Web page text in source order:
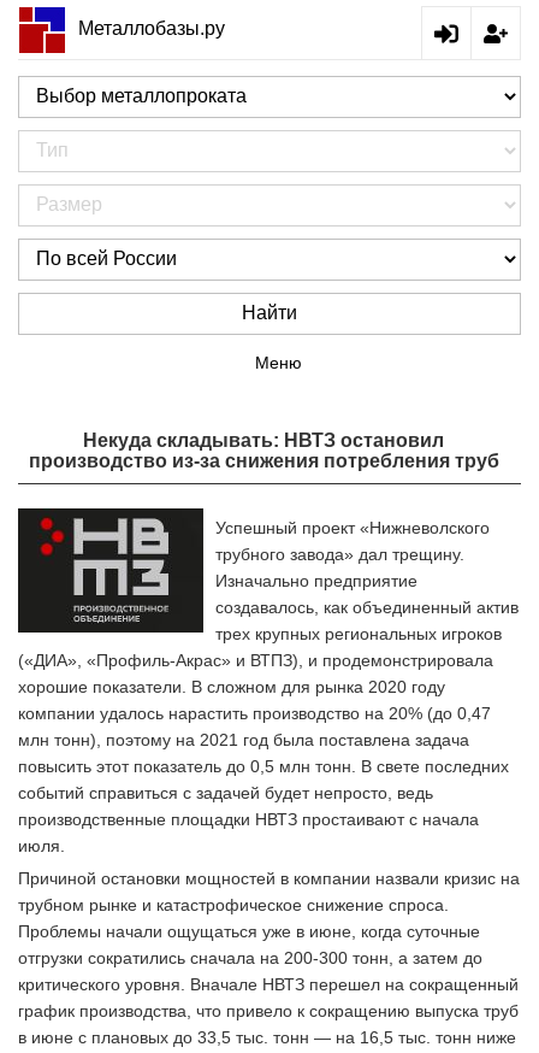
Металлобазы.ру
Найти
Меню
Некуда складывать: НВТЗ остановил
производство из-за снижения потребления труб
Успешный проект «Нижневолского
трубного завода» дал трещину.
Изначально предприятие
создавалось, как объединенный актив
трех крупных региональных игроков
(«ДИА», «Профиль-Акрас» и ВТПЗ), и продемонстрировала
хорошие показатели. В сложном для рынка 2020 году
компании удалось нарастить производство на 20% (до 0,47
млн тонн), поэтому на 2021 год была поставлена задача
повысить этот показатель до 0,5 млн тонн. В свете последних
событий справиться с задачей будет непросто, ведь
производственные площадки НВТЗ простаивают с начала
июля.
Причиной остановки мощностей в компании назвали кризис на
трубном рынке и катастрофическое снижение спроса.
Проблемы начали ощущаться уже в июне, когда суточные
отгрузки сократились сначала на 200-300 тонн, а затем до
критического уровня. Вначале НВТЗ перешел на сокращенный
график производства, что привело к сокращению выпуска труб
в июне с плановых до 33,5 тыс. тонн — на 16,5 тыс. тонн ниже